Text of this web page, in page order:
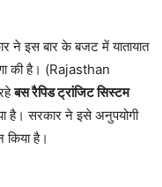
इस बार के बजट में यातायात
की है। (Rajasthan
बस रैपिड ट्रांजिट सिस्टम
है। सरकार ने इसे अनुपयोगी
है।